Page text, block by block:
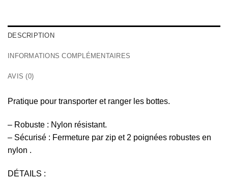
DESCRIPTION
INFORMATIONS COMPLÉMENTAIRES
AVIS (0)
Pratique pour transporter et ranger les bottes.
– Robuste : Nylon résistant.
– Sécurisé : Fermeture par zip et 2 poignées robustes en
nylon .
DÉTAILS :